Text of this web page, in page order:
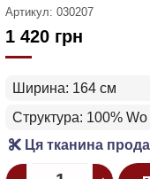
Артикул: 030207
1 420 грн
Ширина: 164 см
Структура: 100% Wo
Ця тканина
Quantity